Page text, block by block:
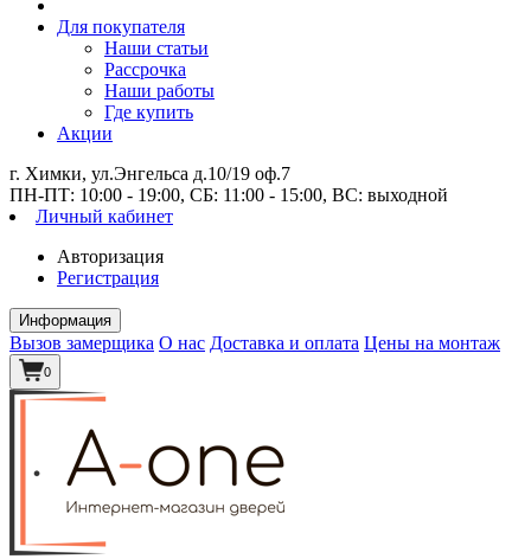
Для покупателя
Наши статьи
Рассрочка
Наши работы
Где купить
Акции
г. Химки, ул.Энгельса д.10/19 оф.7
ПН-ПТ: 10:00 - 19:00, СБ: 11:00 - 15:00, ВС: выходной
Личный кабинет
Авторизация
Регистрация
Информация
Вызов замерщика О нас Доставка и оплата Цены на монтаж
0